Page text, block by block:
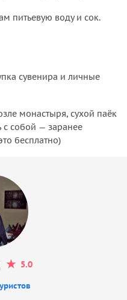
питьевую воду и сок.
сувенира и личные
монастыря, сухой паёк
с собой — заранее
бесплатно)
5.0